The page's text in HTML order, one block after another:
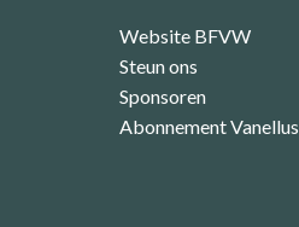
Website BFVW
Steun ons
Sponsoren
Abonnement Vanellus